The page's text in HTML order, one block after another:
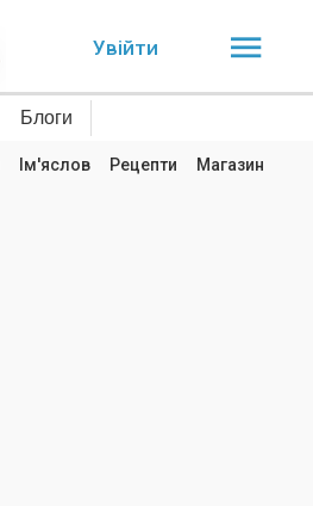
Увійти
Блоги
Ім'яслов Рецепти Магазин